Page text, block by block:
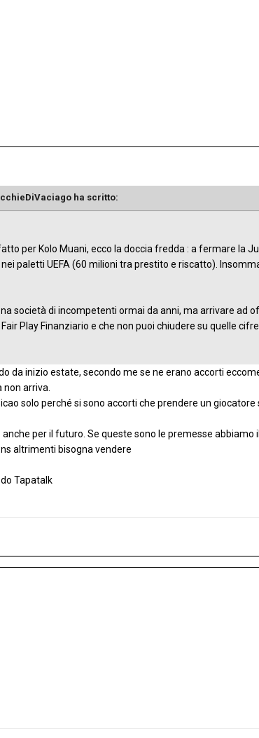
ha scritto:
per Kolo Muani, ecco la doccia fredda : a fermare la
paletti UEFA (60 milioni tra prestito e riscatto).
società di incompetenti ormai da anni, ma arrivare
Play Finanziario e che non puoi chiudere su quelle
da inizio estate, secondo me se ne erano accorti
arriva.
solo perché si sono accorti che prendere un
per il futuro. Se queste sono le premesse
altrimenti bisogna vendere
Tapatalk